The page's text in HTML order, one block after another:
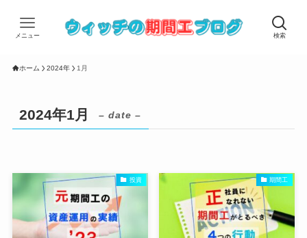
検索
メニュー
ホーム 2024年 1月
2024年1月 – date –
投資 期間工